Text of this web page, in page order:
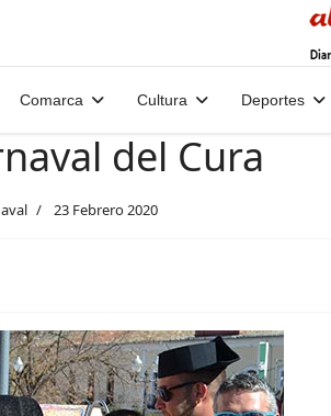
Comarca Cultura Deportes
del Cura
23 Febrero 2020